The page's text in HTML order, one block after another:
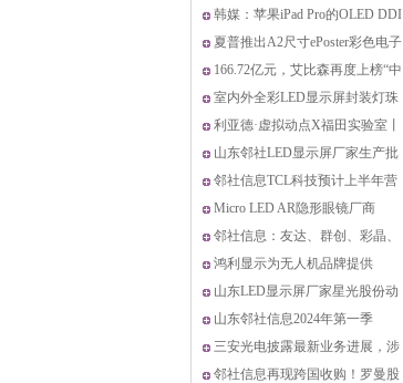
产品节能认证
质量认证证书
韩媒：苹果iPad Pro的OLED DDI
供应链新增一家企业
夏普推出A2尺寸ePoster彩色电子
纸显示屏
166.72亿元，艾比森再度上榜“中
国500最具价值品
室内外全彩LED显示屏封装灯珠
巨头东山精密完成
利亚德·虚拟动点X福田实验室丨
高精度数据采集
山东邻社LED显示屏厂家生产批
发全彩LED电子大屏
邻社信息TCL科技预计上半年营
收达906亿元，显示
Micro LED AR隐形眼镜厂商
XPANCEO获2.5亿美元融资
邻社信息：友达、群创、彩晶、
凌巨等6家面板厂
鸿利显示为无人机品牌提供
MiniLED触控屏
山东LED显示屏厂家星光股份动
作频频，积极探索
山东邻社信息2024年第一季
OLED桌面显示器出货量约
三安光电披露最新业务进展，涉
及MIP、车用LED等
邻社信息再现跨国收购！罗曼股